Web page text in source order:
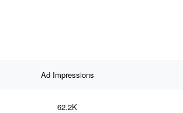
Ad Impressions
62.2K